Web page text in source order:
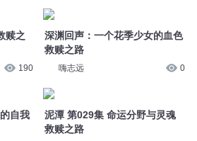
赎之
190
自我
深渊回声：一个花季少女的血色
救赎之路
嗨志远 0
泥潭 第029集 命运分野与灵魂
救赎之路